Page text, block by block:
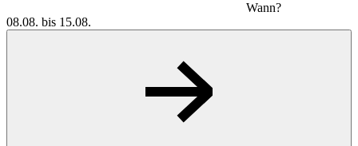
Wann?
08.08. bis 15.08.